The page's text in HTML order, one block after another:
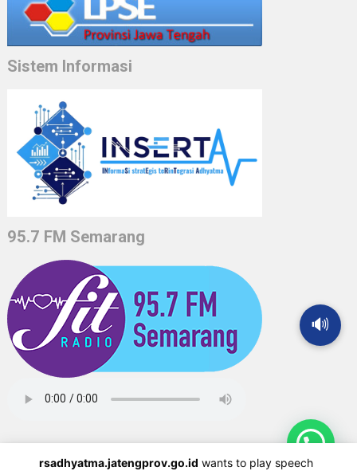
Sistem Informasi
95.7 FM Semarang
🔊
rsadhyatma.jatengprov.go.id wants to play speech